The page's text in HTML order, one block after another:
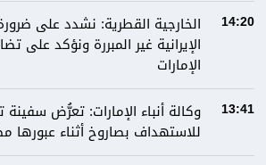
14:20
الخارجية القطرية: نشدد على
الإيرانية غير المبررة ونؤكد على
الإمارات
13:41
وكالة أنباء الإمارات: تعرُّض
للاستهداف بصاروخ أثناء عبورها